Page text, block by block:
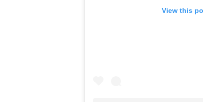
View this